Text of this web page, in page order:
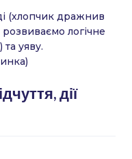
(хлопчик дражнив
логічне
уяву.
дії